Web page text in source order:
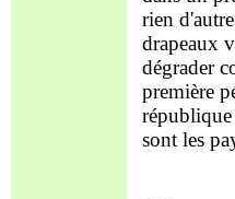
rien
drapeaux
dégrader
première
république
sont les